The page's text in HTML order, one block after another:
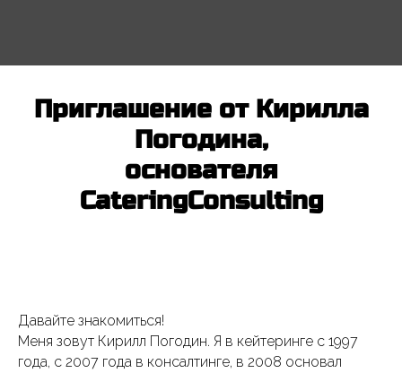
Приглашение от Кирилла
Погодина,
основателя
CateringConsulting
Давайте знакомиться!
Меня зовут Кирилл Погодин. Я в кейтеринге с 1997
года, с 2007 года в консалтинге, в 2008 основал